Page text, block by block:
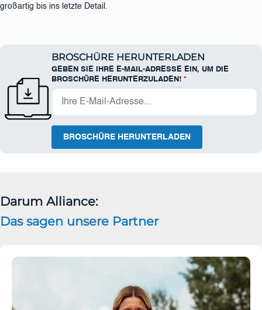
großartig bis ins letzte Detail.
BROSCHÜRE HERUNTERLADEN
GEBEN SIE IHRE E-MAIL-ADRESSE EIN, UM DIE
BROSCHÜRE HERUNTERZULADEN! *
Darum Alliance:
Das sagen unsere Partner